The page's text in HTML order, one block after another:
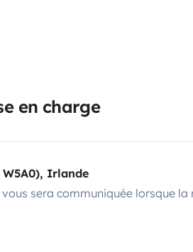
en charge
Irlande
sera communiquée lorsque